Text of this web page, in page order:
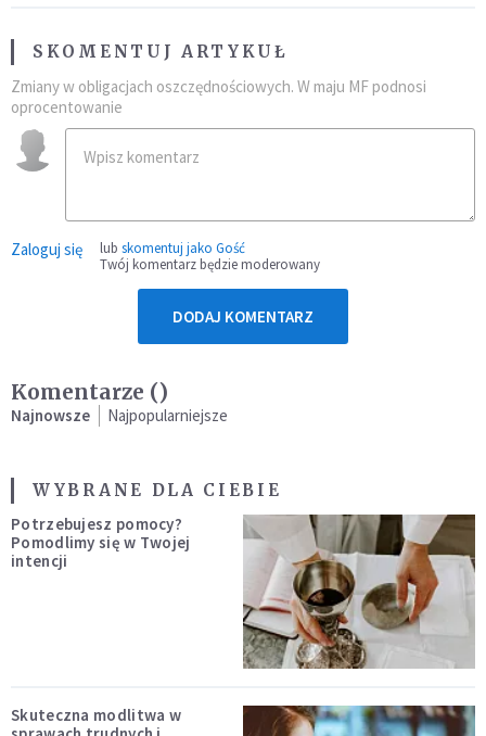
SKOMENTUJ ARTYKUŁ
Zmiany w obligacjach oszczędnościowych. W maju MF podnosi
oprocentowanie
Zaloguj się lub skomentuj jako Gość
Twój komentarz będzie moderowany
DODAJ KOMENTARZ
Komentarze ()
Najnowsze Najpopularniejsze
WYBRANE DLA CIEBIE
Potrzebujesz pomocy?
Pomodlimy się w Twojej
intencji
Skuteczna modlitwa w